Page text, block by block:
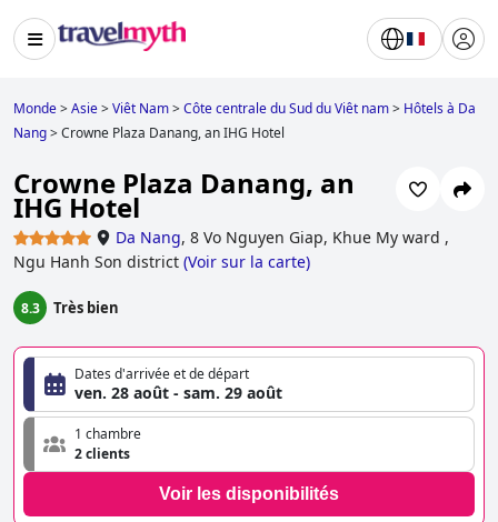
Monde>Asie>Viêt Nam>Côte centrale du Sud du Viêt nam> Hôtels à Da
Nang>Crowne Plaza Danang, an IHG Hotel
Crowne Plaza Danang, an
IHG Hotel
Da Nang, 8 Vo Nguyen Giap, Khue My ward ,
Ngu Hanh Son district (Voir sur la carte)
8.3 Très bien
Dates d'arrivée et de départ
ven. 28 août - sam. 29 août
1 chambre
2 clients
Voir les disponibilités